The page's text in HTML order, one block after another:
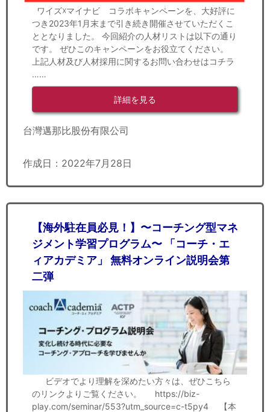
ワイズ☓マイナビ コラボキャンペーンを、大好評に
つき2023年1月末まで引き続き開催させていただくこ
ととなりました。 今回紹介の人材リストは以下の通り
です。 ぜひこのキャンペーンをお役立てください。
上記人材及び人材採用に関するお問い合わせはコチラ
……
詳細を見る
台灣邁那比股份有限公司
作成日：2022年7月28日
【海外駐在員必見！】〜コーチング型マネ
ジメント学習プログラム〜 「コーチ・エ
ィアカデミア」 無料オンライン説明会第
二弾
ビデオでより理解を深めたい方々は、ぜひこちら
のリンクよりご覧ください。 https://biz-
play.com/seminar/553?utm_source=c-t5py4 【本